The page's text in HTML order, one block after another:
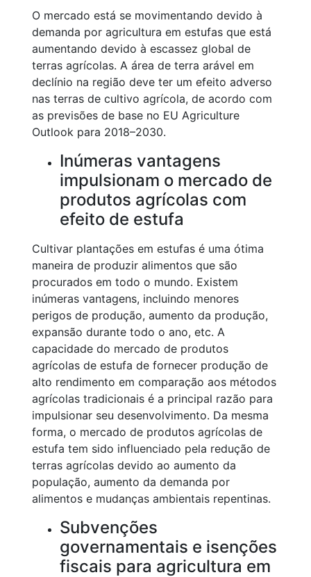
O mercado está se movimentando devido à
demanda por agricultura em estufas que está
aumentando devido à escassez global de
terras agrícolas. A área de terra arável em
declínio na região deve ter um efeito adverso
nas terras de cultivo agrícola, de acordo com
as previsões de base no EU Agriculture
Outlook para 2018–2030.
Inúmeras vantagens
impulsionam o mercado de
produtos agrícolas com
efeito de estufa
Cultivar plantações em estufas é uma ótima
maneira de produzir alimentos que são
procurados em todo o mundo. Existem
inúmeras vantagens, incluindo menores
perigos de produção, aumento da produção,
expansão durante todo o ano, etc. A
capacidade do mercado de produtos
agrícolas de estufa de fornecer produção de
alto rendimento em comparação aos métodos
agrícolas tradicionais é a principal razão para
impulsionar seu desenvolvimento. Da mesma
forma, o mercado de produtos agrícolas de
estufa tem sido influenciado pela redução de
terras agrícolas devido ao aumento da
população, aumento da demanda por
alimentos e mudanças ambientais repentinas.
Subvenções
governamentais e isenções
fiscais para agricultura em